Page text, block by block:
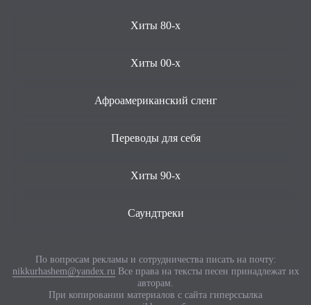
Хиты 80-х
Хиты 00-х
Афроамериканский сленг
Переводы для себя
Хиты 90-х
Саундтреки
По вопросам рекламы и сотрудничества писать на почту:
nikkurhashem@yandex.ruВсе права на тексты песен принадлежат их
авторам.
При копировании материалов с сайта гиперссылка